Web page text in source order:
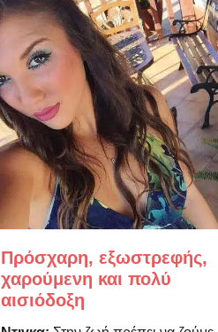
Πρόσχαρη, εξωστρεφής,
χαρούμενη και πολύ
αισιόδοξη